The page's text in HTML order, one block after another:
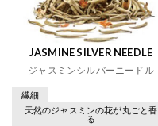
JASMINE SILVER NEEDLE
ジャスミンシルバーニードル
繊細
天然のジャスミンの花が丸ごと香
る